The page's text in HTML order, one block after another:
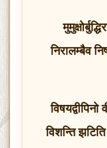
निरालम्बैव
विषयद्वीपिनो
विशन्ति